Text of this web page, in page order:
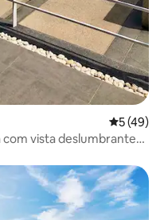
5 de uma
5 (49)
com vista deslumbrante